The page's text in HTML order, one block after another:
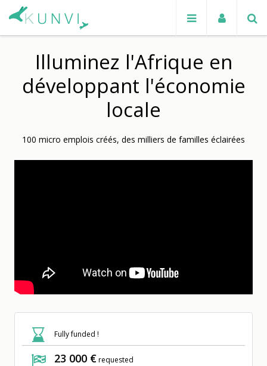
Illuminez l'Afrique en
développant l'économie
locale
100 micro emplois créés, des milliers de familles éclairées
Fully funded !
23 000 €requested